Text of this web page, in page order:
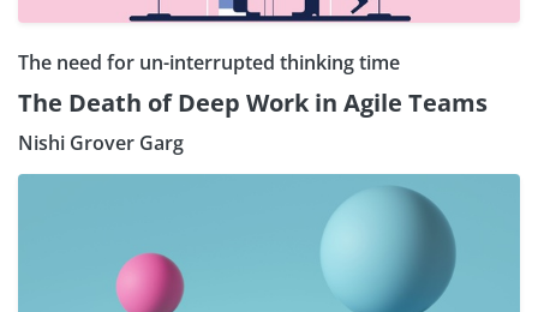
The need for un-interrupted thinking time
The Death of Deep Work in Agile Teams
Nishi Grover Garg